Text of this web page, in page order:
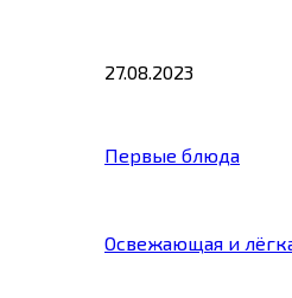
27.08.2023
Первые блюда
Освежающая и